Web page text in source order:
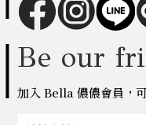
Be our
加入 Bella 儂儂會員，